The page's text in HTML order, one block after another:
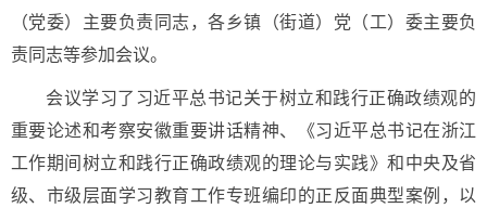
（党委）主要负责同志，各乡镇（街道）党（工）委主要负
责同志等参加会议。
会议学习了习近平总书记关于树立和践行正确政绩观的
重要论述和考察安徽重要讲话精神、《习近平总书记在浙江
工作期间树立和践行正确政绩观的理论与实践》和中央及省
级、市级层面学习教育工作专班编印的正反面典型案例，以